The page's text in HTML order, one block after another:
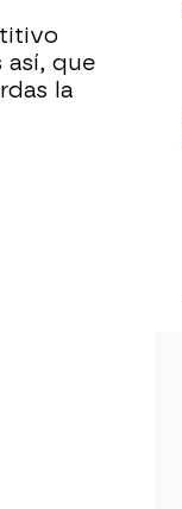
así, que
la